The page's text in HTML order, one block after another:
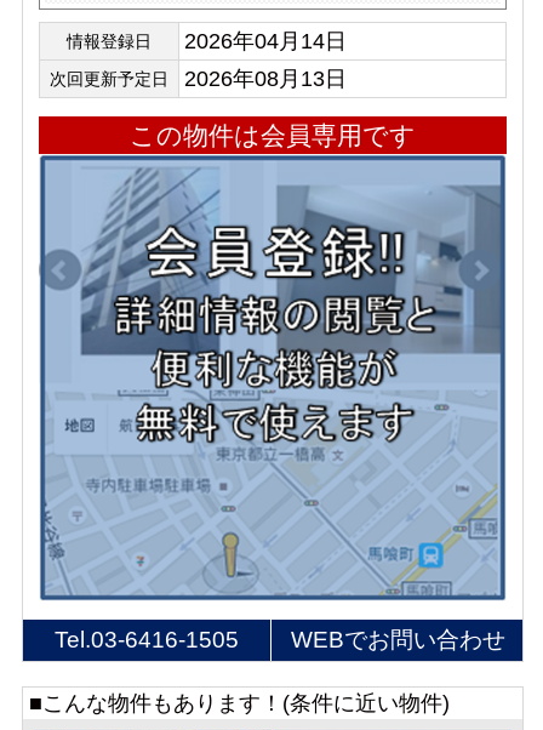
情報登録日 2026年04月14日
次回更新予定日 2026年08月13日
この物件は会員専用です
Tel.03-6416-1505 WEBでお問い合わせ
■こんな物件もあります！(条件に近い物件)